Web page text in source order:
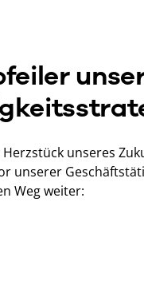
unseres
unserer
Weg weiter: